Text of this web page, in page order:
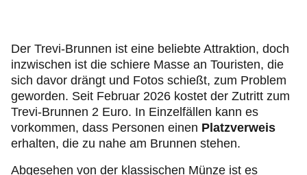
Der Trevi-Brunnen ist eine beliebte Attraktion, doch
inzwischen ist die schiere Masse an Touristen, die
sich davor drängt und Fotos schießt, zum Problem
geworden. Seit Februar 2026 kostet der Zutritt zum
Trevi-Brunnen 2 Euro. In Einzelfällen kann es
vorkommen, dass Personen einen Platzverweis
erhalten, die zu nahe am Brunnen stehen.
Abgesehen von der klassischen Münze ist es